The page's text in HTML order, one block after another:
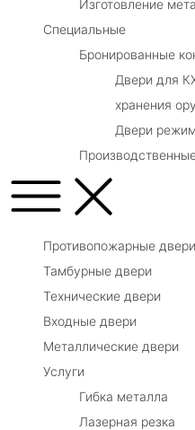
Изготовление
Специальные
Бронированные
Двери для
хранения
Двери
Противопожарные двери
Тамбурные двери
Технические двери
Входные двери
Металлические двери
Услуги
Гибка металла
Лазерная резка